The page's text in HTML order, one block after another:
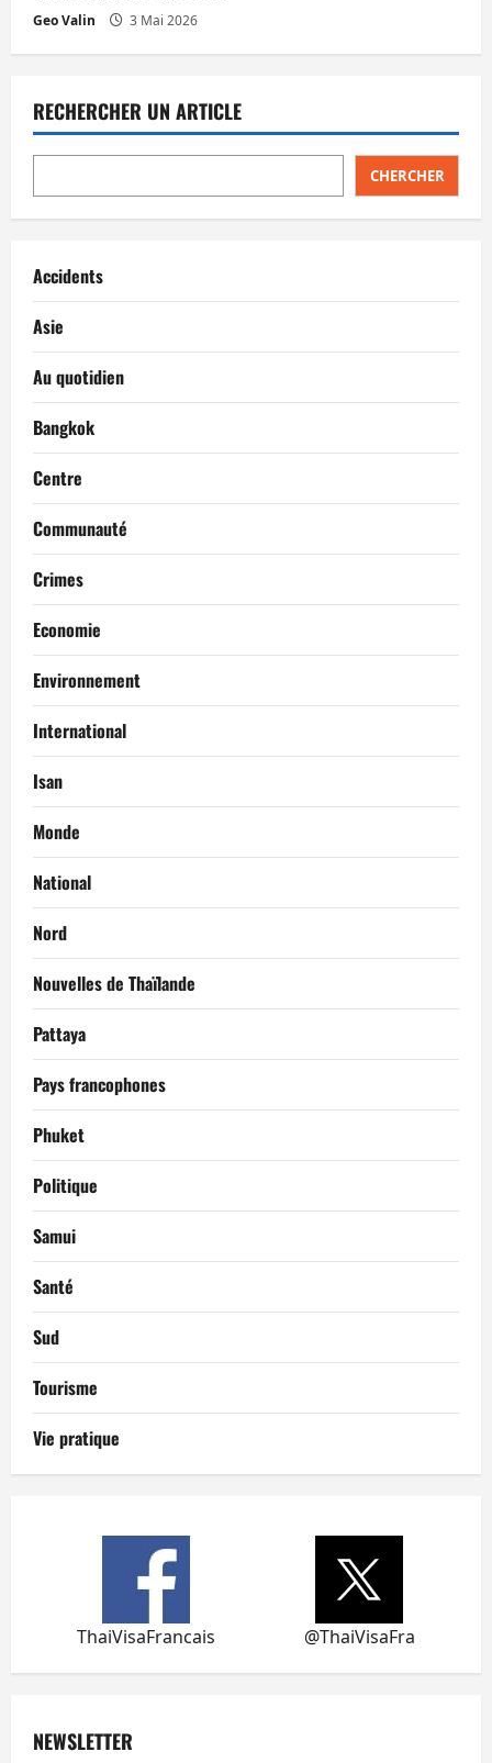
Geo Valin 3 Mai 2026
RECHERCHER UN ARTICLE
CHERCHER
Accidents
Asie
Au quotidien
Bangkok
Centre
Communauté
Crimes
Economie
Environnement
International
Isan
Monde
National
Nord
Nouvelles de Thaïlande
Pattaya
Pays francophones
Phuket
Politique
Samui
Santé
Sud
Tourisme
Vie pratique
ThaiVisaFrancais @ThaiVisaFra
NEWSLETTER